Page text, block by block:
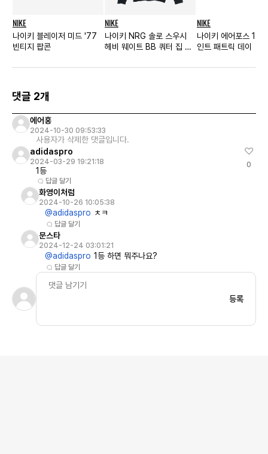
NIKE
나이키 블레이저 미드 '77
빈티지 팝콘
NIKE
나이키 NRG 솔로 스우시
헤비 웨이트 BB 쿼터 집 탑
NIKE
나이키 에어포스 1 로
인트 패트릭 데이
댓글 2개
에어홍
2024-10-30 09:53:33
사용자가 삭제한 댓글입니다.
adidaspro
2024-03-29 19:21:18
1등
답글 달기
0
화영이처럼
2024-10-26 10:05:38
@adidaspro ㅊㅋ
답글 달기
문스타
2024-12-24 03:01:21
@adidaspro 1등 하면 뭐주나요?
답글 달기
등록